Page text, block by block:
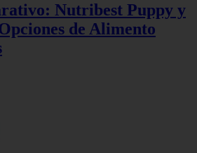
Nutribest Puppy y
de Alimento